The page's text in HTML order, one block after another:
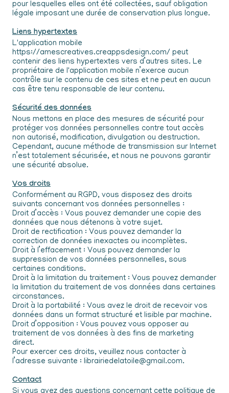
pour lesquelles elles ont été collectées, sauf obligation
légale imposant une durée de conservation plus longue.
Liens hypertextes
L'application mobile
https://amescreatives.creappsdesign.com/ peut
contenir des liens hypertextes vers d’autres sites. Le
propriétaire de l'application mobile n’exerce aucun
contrôle sur le contenu de ces sites et ne peut en aucun
cas être tenu responsable de leur contenu.
Sécurité des données
Nous mettons en place des mesures de sécurité pour
protéger vos données personnelles contre tout accès
non autorisé, modification, divulgation ou destruction.
Cependant, aucune méthode de transmission sur Internet
n’est totalement sécurisée, et nous ne pouvons garantir
une sécurité absolue.
Vos droits
Conformément au RGPD, vous disposez des droits
suivants concernant vos données personnelles :
Droit d’accès : Vous pouvez demander une copie des
données que nous détenons à votre sujet.
Droit de rectification : Vous pouvez demander la
correction de données inexactes ou incomplètes.
Droit à l’effacement : Vous pouvez demander la
suppression de vos données personnelles, sous
certaines conditions.
Droit à la limitation du traitement : Vous pouvez demander
la limitation du traitement de vos données dans certaines
circonstances.
Droit à la portabilité : Vous avez le droit de recevoir vos
données dans un format structuré et lisible par machine.
Droit d’opposition : Vous pouvez vous opposer au
traitement de vos données à des fins de marketing
direct.
Pour exercer ces droits, veuillez nous contacter à
l’adresse suivante : librairiedelatoile@gmail.com.
Contact